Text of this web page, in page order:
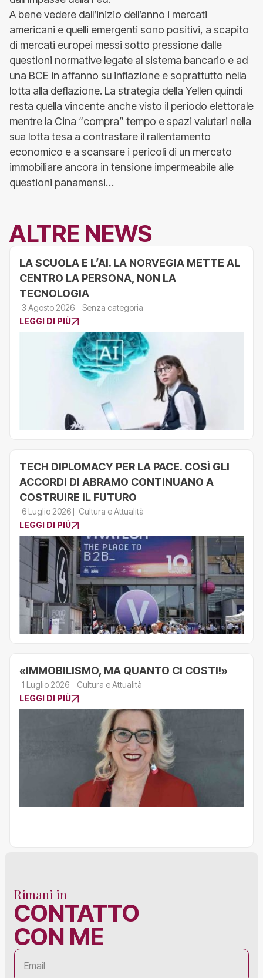
A bene vedere dall’inizio dell’anno i mercati
americani e quelli emergenti sono positivi, a scapito
di mercati europei messi sotto pressione dalle
questioni normative legate al sistema bancario e ad
una BCE in affanno su inflazione e soprattutto nella
lotta alla deflazione. La strategia della Yellen quindi
resta quella vincente anche visto il periodo elettorale
mentre la Cina “compra” tempo e spazi valutari nella
sua lotta tesa a contrastare il rallentamento
economico e a scansare i pericoli di un mercato
immobiliare ancora in tensione impermeabile alle
questioni panamensi…
ALTRE NEWS
LA SCUOLA E L’AI. LA NORVEGIA METTE AL
CENTRO LA PERSONA, NON LA
TECNOLOGIA
3 Agosto 2026
Senza categoria
LEGGI DI PIÙ
TECH DIPLOMACY PER LA PACE. COSÌ GLI
ACCORDI DI ABRAMO CONTINUANO A
COSTRUIRE IL FUTURO
6 Luglio 2026
Cultura e Attualità
LEGGI DI PIÙ
«IMMOBILISMO, MA QUANTO CI COSTI!»
1 Luglio 2026
Cultura e Attualità
LEGGI DI PIÙ
Rimani in
CONTATTO
CON ME